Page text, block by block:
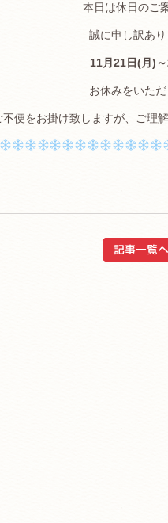
本日は休日のご
誠に申し訳あ
11月21日(月)
お休みをいただ
不便をお掛け致しますが、ご理